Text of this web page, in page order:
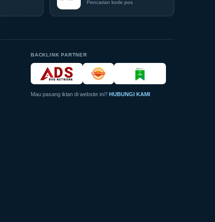
Akhir
Pencarian kode pos
BACKLINK PARTNER
Mau pasang iklan di website ini? HUBUNGI KAMI